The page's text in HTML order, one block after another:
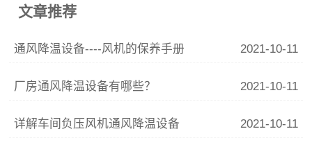
文章推荐
通风降温设备----风机的保养手册 2021-10-11
厂房通风降温设备有哪些？ 2021-10-11
详解车间负压风机通风降温设备 2021-10-11